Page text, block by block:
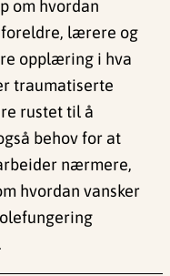
om hvordan
lærere og
opplæring i hva
traumatiserte
rustet til å
behov for at
nærmere,
hvordan vansker